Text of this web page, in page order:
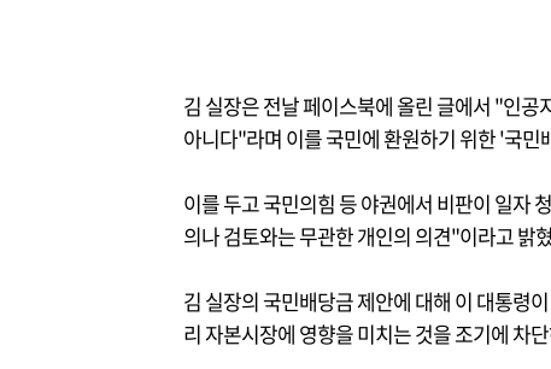
김 실장은 전날 페이스북에 올린 글에서 "인
아니다"라며 이를 국민에 환원하기 위한 '국민
이를 두고 국민의힘 등 야권에서 비판이 일자
의나 검토와는 무관한 개인의 의견"이라고 밝
김 실장의 국민배당금 제안에 대해 이 대통령
리 자본시장에 영향을 미치는 것을 조기에 차